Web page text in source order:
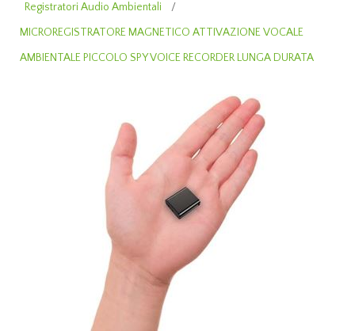
Registratori Audio Ambientali
/
MICROREGISTRATORE MAGNETICO ATTIVAZIONE VOCALE
AMBIENTALE PICCOLO SPY VOICE RECORDER LUNGA DURATA